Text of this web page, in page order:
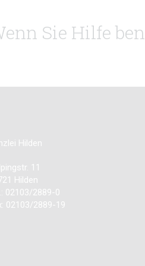
Sie Hilfe
Hilden
11
Hilden
02103/2889-0
02103/2889-19